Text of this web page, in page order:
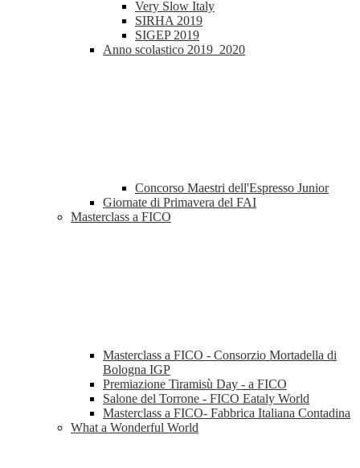
Very Slow Italy
SIRHA 2019
SIGEP 2019
Anno scolastico 2019_2020
Concorso Maestri dell'Espresso Junior
Giornate di Primavera del FAI
Masterclass a FICO
Masterclass a FICO - Consorzio Mortadella di
Bologna IGP
Premiazione Tiramisù Day - a FICO
Salone del Torrone - FICO Eataly World
Masterclass a FICO- Fabbrica Italiana Contadina
What a Wonderful World